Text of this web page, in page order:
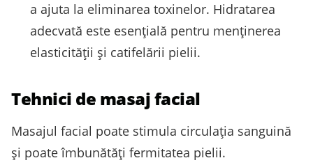
a ajuta la eliminarea toxinelor. Hidratarea
adecvată este esențială pentru menținerea
elasticității și catifelării pielii.
Tehnici de masaj facial
Masajul facial poate stimula circulația sanguină
și poate îmbunătăți fermitatea pielii.